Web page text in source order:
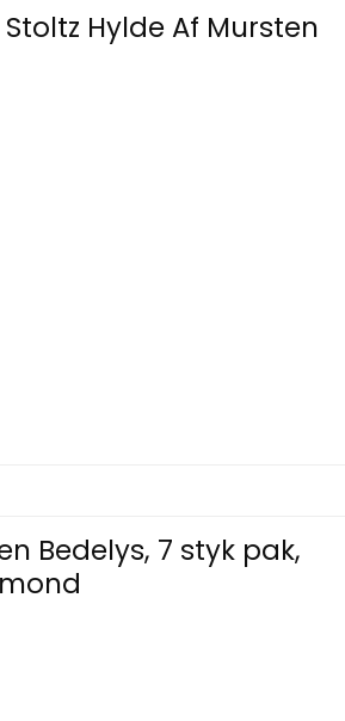
Hylde Af Mursten
Bedelys, 7 styk pak,